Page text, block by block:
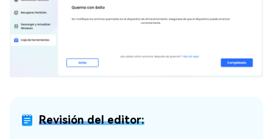
Revisión del editor: